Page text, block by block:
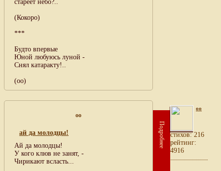
стареет небо?..
(Кокоро)
***
Будто впервые
Юной любуюсь луной -
Снял катаракту!..
(оо)
oo
ай да молодцы!
Ай да молодцы!
У кого клюв не занят, -
Чирикают всласть...
Подробнее
oo
cтихов: 216
рейтинг:
4916